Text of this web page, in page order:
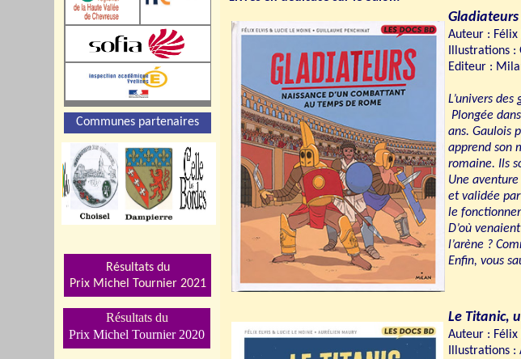
Gladiateur
Auteur : Félix
Illustrations
Editeur :
L’univers
Plongée
ans. Gaulois
apprend son
romaine. Ils
Une
et validée
le
D’où
l’arène ?
Enfin, vous
Le Titanic,
Auteur : Félix
Illustrations
Communes partenaires
Résultats du
Prix Michel Tournier 2020
Résultats du
Prix Michel Tournier 2021